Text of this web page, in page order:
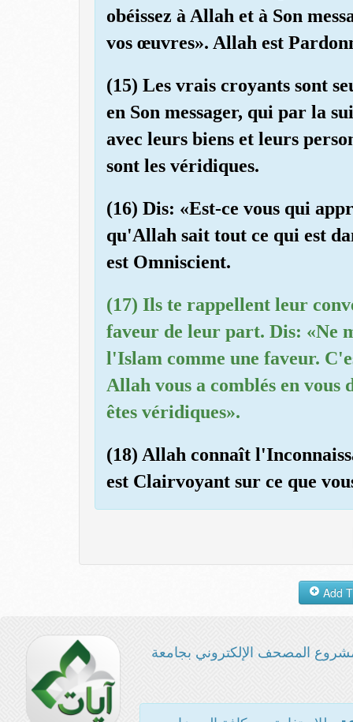
obéissez à Allah et à Son
vos œuvres». Allah est
(15) Les vrais croyants sont
en Son messager, qui par la
avec leurs biens et leurs
sont les véridiques.
(16) Dis: «Est-ce vous qui
qu'Allah sait tout ce qui est
est Omniscient.
(17) Ils te rappellent leur
faveur de leur part. Dis: «Ne
l'Islam comme une faveur.
Allah vous a comblés en
êtes véridiques».
(18) Allah connaît
est Clairvoyant sur ce que
المصحف الإلكتروني بجامعة